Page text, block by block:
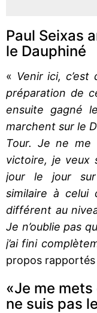
Paul Seixas
le Dauphiné
« Venir ici,
préparation de
ensuite gagné
marchent sur le
Tour. Je ne me
victoire, je veux
jour le jour sur
similaire à celui
différent au
Je n’oublie pas
j’ai fini
propos
«Je me
ne suis pas